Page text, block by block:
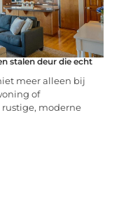
stalen deur die echt
meer alleen bij
of
moderne